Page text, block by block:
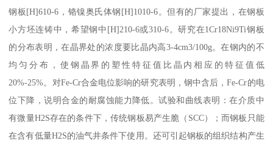
钢板[H]610-6，铬镍奥氏体钢[H]1010-6。但有的厂家提出，在钢板
小方坯连铸中，希望钢中[H]210-6或310-6。研究在1Cr18Ni9Ti钢板
的分布表明，在晶界处的浓度要比晶内高3-4cm3/100g。在钢内的不
均匀分布，使钢晶界的塑性特征值比晶内相应的特征值低
20%-25%。对Fe-Cr合金电位影响的研究表明，钢中含后，Fe-Cr的电
位下降，说明合金的耐腐蚀能力降低。试验和曲线表明：在介质中
有微量H2S存在的条件下，传统钢板易产生脆（SCC）；而钢板只能
在含有低量H2S的油气井条件下使用。还可引起钢板的组织结构产生